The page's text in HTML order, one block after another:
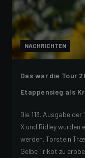
NACHRICHTEN
Das war die Tour
Etappensieg als
Die 113. Ausgabe
X und Ridley wurden
werden. Torstein
Gelbe Trikot zu